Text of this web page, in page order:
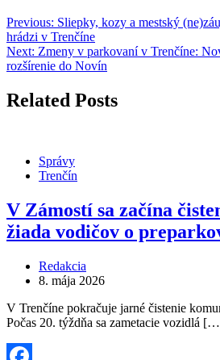
Previous: Sliepky, kozy a mestský
hrádzi v Trenčíne
Next: Zmeny v parkovaní v Trenčíne:
rozšírenie do Novín
Related Posts
Správy
Trenčín
V Zámostí sa začína
žiada vodičov o
Redakcia
8. mája 2026
V Trenčíne pokračuje jarné čistenie
Počas 20. týždňa sa zametacie vozidlá